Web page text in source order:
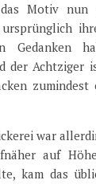
Motiv nun
Gedanken
der Achtziger
zumindest
war
auf
kam das